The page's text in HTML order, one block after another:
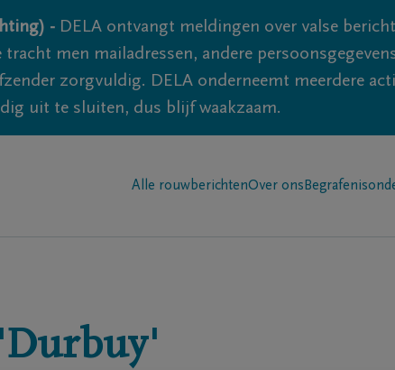
- DELA ontvangt meldingen over valse
men mailadressen, andere
zorgvuldig. DELA onderneemt meerdere
uit te sluiten, dus blijf waakzaam.
Alle rouwberichtenOver ons
'Durbuy'